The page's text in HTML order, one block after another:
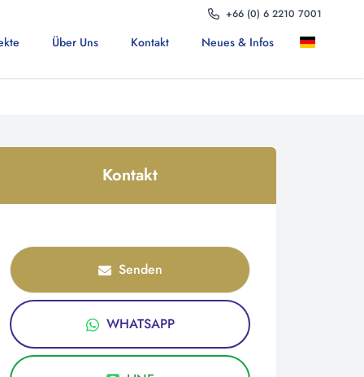
+66 (0) 6 2210 7001
Über Uns Kontakt Neues & Infos
Kontakt
Senden
WHATSAPP